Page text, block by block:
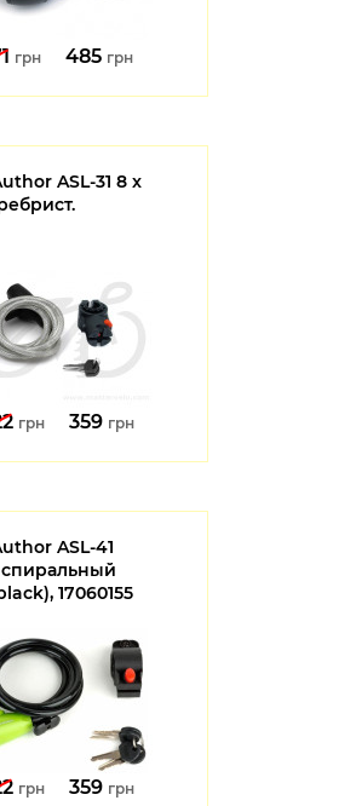
грн 485 грн
ASL-31 8 x
грн 359 грн
ASL-41
спиральный
17060155
грн 359 грн